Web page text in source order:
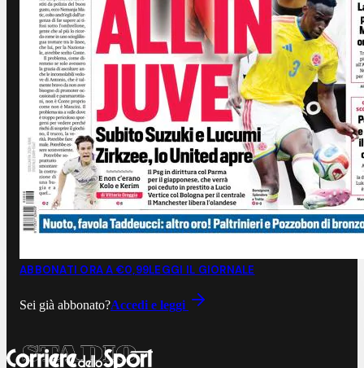
ABBONATI ORA A €0,99LEGGI IL GIORNALE
Sei già abbonato?Accedi e leggi